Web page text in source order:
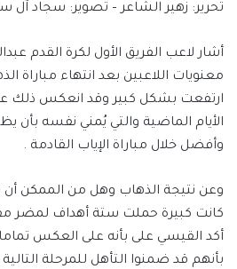
تحرير: زهير الشاعر – تصوير: سجاد آل
أشار لاعب الفريق الأول لكرة القدم
معنويات اللاعبين بعد انتهاء مباراة
ارتفعت بشكل كبير وقد انعكس ذلك
الأيام الماضية والتي يُمني نفسه بأن
وأفضل خلال مباراة الإياب القادمة .
وعن نتيجة الذهاب وهل من الممكن أن
كانت كبيرة حملت ستة أهداف لمضر
أكد القيسي على بأنه على العكس
بأنهم قد ضمنوا التأهل للمرحلة